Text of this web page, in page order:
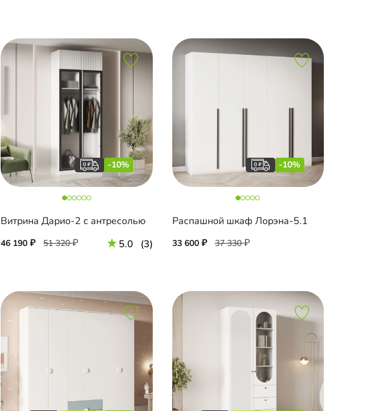
-10%
Витрина Дарио-2 с антресолью
46 190 51 320 5.0 (3)
-10%
Распашной шкаф Лорэна-5.1
33 600 37 330